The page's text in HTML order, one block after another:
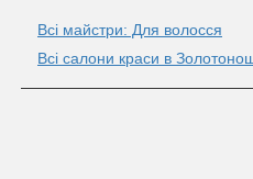
Всі майстри: Для волосся
Всі салони краси в